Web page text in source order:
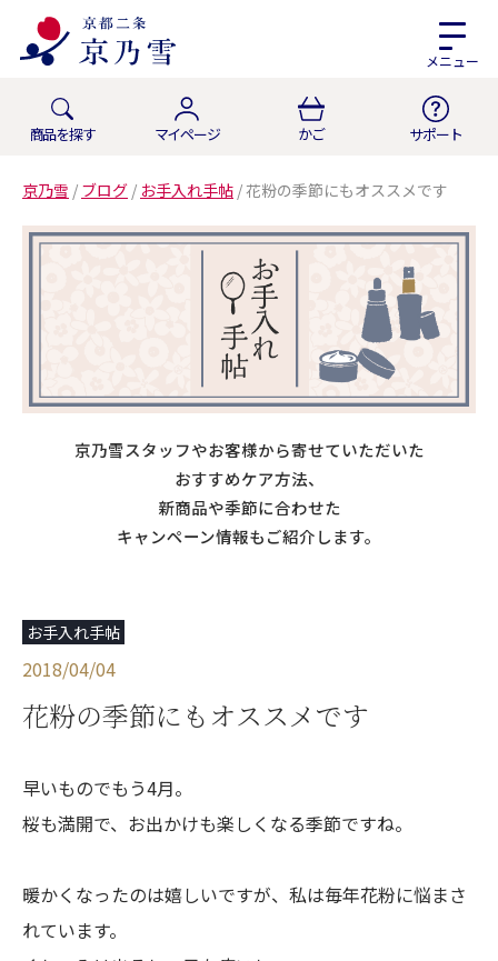
メニュー
商品を探す マイページ かご サポート
京乃雪 / ブログ / お手入れ手帖 /花粉の季節にもオススメです
京乃雪スタッフやお客様から寄せていただいた
おすすめケア方法、
新商品や季節に合わせた
キャンペーン情報もご紹介します。
お手入れ手帖
2018/04/04
花粉の季節にもオススメです
早いものでもう4月。
桜も満開で、お出かけも楽しくなる季節ですね。
暖かくなったのは嬉しいですが、私は毎年花粉に悩まさ
れています。